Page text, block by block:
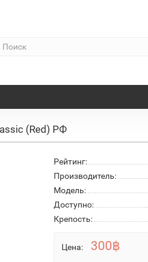
(Red) РФ
Рейтинг:
Производитель:
Модель:
Доступно:
Крепость:
Цена: 300฿